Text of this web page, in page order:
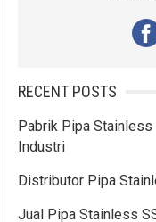
RECENT POSTS
Pabrik Pipa Stainless
Industri
Distributor Pipa
Jual Pipa Stainless